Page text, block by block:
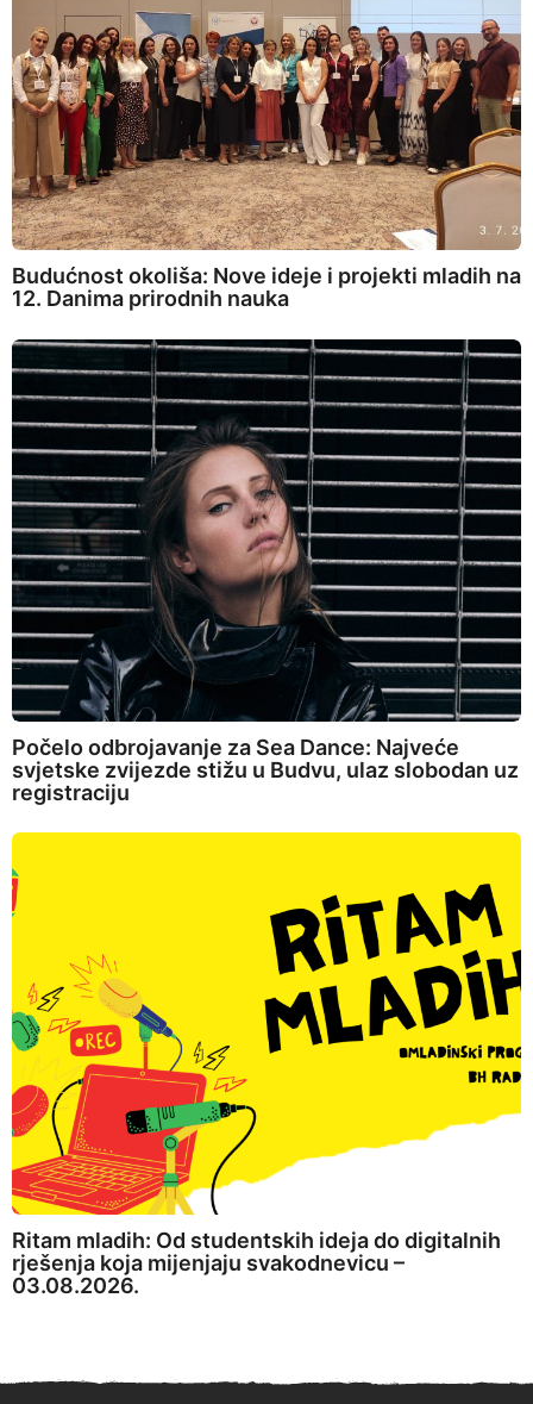
Budućnost okoliša: Nove ideje i projekti mladih na
12. Danima prirodnih nauka
Počelo odbrojavanje za Sea Dance: Najveće
svjetske zvijezde stižu u Budvu, ulaz slobodan uz
registraciju
Ritam mladih: Od studentskih ideja do digitalnih
rješenja koja mijenjaju svakodnevicu –
03.08.2026.